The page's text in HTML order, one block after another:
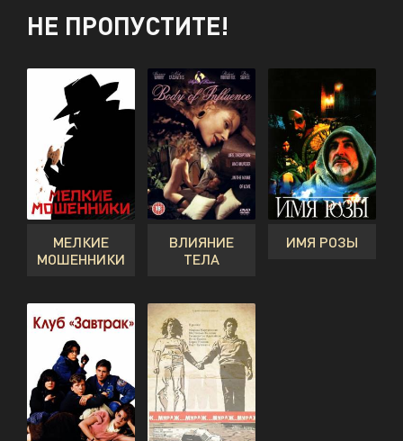
НЕ ПРОПУСТИТЕ!
МЕЛКИЕ
МОШЕННИКИ
ВЛИЯНИЕ
ТЕЛА
ИМЯ РОЗЫ